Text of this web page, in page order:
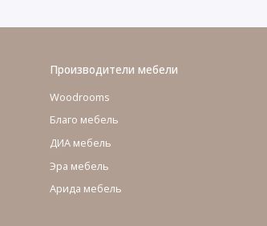
Производители мебели
Woodrooms
Благо мебель
ДИА мебель
Эра мебель
Арида мебель